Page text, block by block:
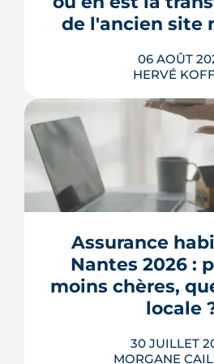
de l'ancien site
06 AOÛT
HERVÉ
L'ancienne caserne
quartier habité de treize
demi. Livraisons de
où en est le chantier,
hameau.
LIRE
Assurance
Nantes 2026 :
moins chères,
locale
30 JUILLET
MORGANE